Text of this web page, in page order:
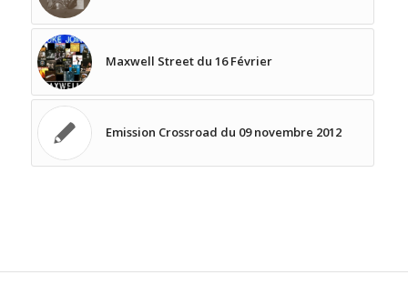
Maxwell Street du 16 Février
Emission Crossroad du 09 novembre 2012